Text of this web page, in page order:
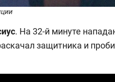
. На 32-й минуте
защитника и